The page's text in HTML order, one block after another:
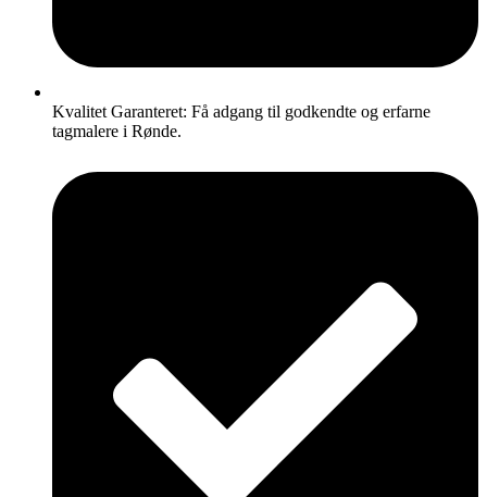
Kvalitet Garanteret: Få adgang til godkendte og erfarne
tagmalere i Rønde.